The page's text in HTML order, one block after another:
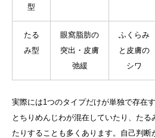
型
たる
み型
眼窩脂肪の
突出・皮膚
弛緩
ふくらみ
と皮膚の
シワ
実際には1つのタイプだけが単独で存在
とちりめんじわが混在していたり、た
たりすることも多くあります。自己判断